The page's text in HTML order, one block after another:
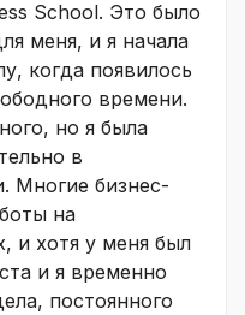
School. Это было
меня, и я начала
когда появилось
времени.
но я была
в
Многие бизнес-
на
и хотя у меня был
и я временно
постоянного